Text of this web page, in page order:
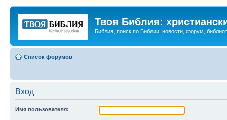
Твоя Библия:
Библия, поиск по Библии, новости, форум,
Список форумов
Вход
Имя пользователя: